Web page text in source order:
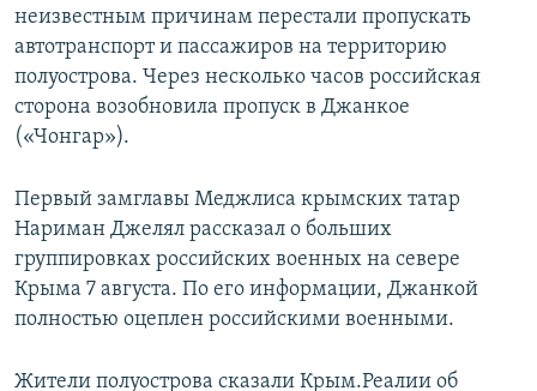
неизвестным причинам перестали пропускать
автотранспорт и пассажиров на территорию
полуострова. Через несколько часов российская
сторона возобновила пропуск в Джанкое
(«Чонгар»).
Первый замглавы Меджлиса крымских татар
Нариман Джелял рассказал о больших
группировках российских военных на севере
Крыма 7 августа. По его информации, Джанкой
полностью оцеплен российскими военными.
Жители полуострова сказали Крым.Реалии об